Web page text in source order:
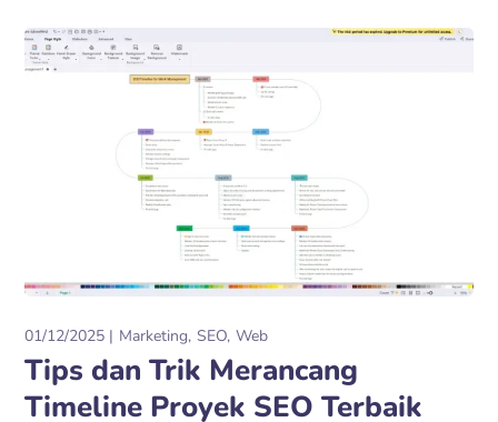
01/12/2025 Marketing SEO Web
Tips dan Trik Merancang
Timeline Proyek SEO Terbaik